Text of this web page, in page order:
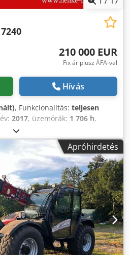
210 000 EUR
Fix ár plusz ÁFA-val
Hívás
, Funkcionalitás: teljesen
2017, üzemórák: 1 706 h,
LE)
h, első forgalomba helyezés:
(TÜV): 07/2026
, hátsó
85 R24, gép/jármű száma:
fülke, légkondicionálás,
világítás, Egy jogosult
terméket kínáljuk
kombájn ST-rotorral Alvázszám:
rotor 30 km/h kivitel 6 hengeres
(497 LE) Első kerekek: rugózott
mm Hátsó kerekek: 500/85 R24
FAN automatikus
Apróhirdetés